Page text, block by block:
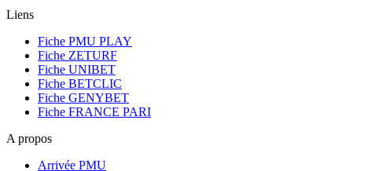
Liens
Fiche PMU PLAY
Fiche ZETURF
Fiche UNIBET
Fiche BETCLIC
Fiche GENYBET
Fiche FRANCE PARI
A propos
Arrivée PMU